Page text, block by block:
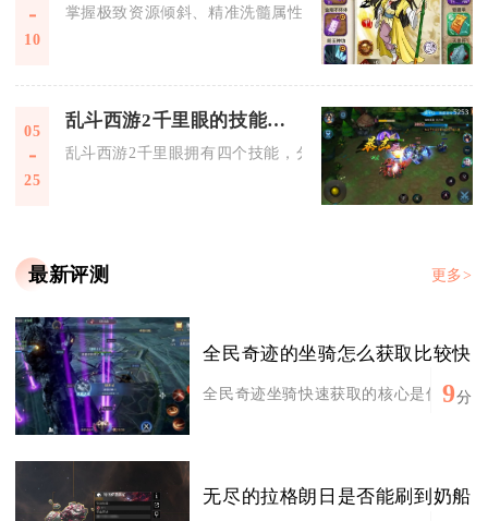
10
掌握极致资源倾斜、精准洗髓属性、专属阵容羁绊搭配、心
05
25
乱斗西游2千里眼的技能列表是怎样的
乱斗西游2千里眼拥有四个技能，分别是天眼所视、一目天
最新评测 更多>
全民奇迹的坐骑怎么获取比较快
全民奇迹坐骑快速获取的核心是优先清
9分
无尽的拉格朗日是否能刷到奶船